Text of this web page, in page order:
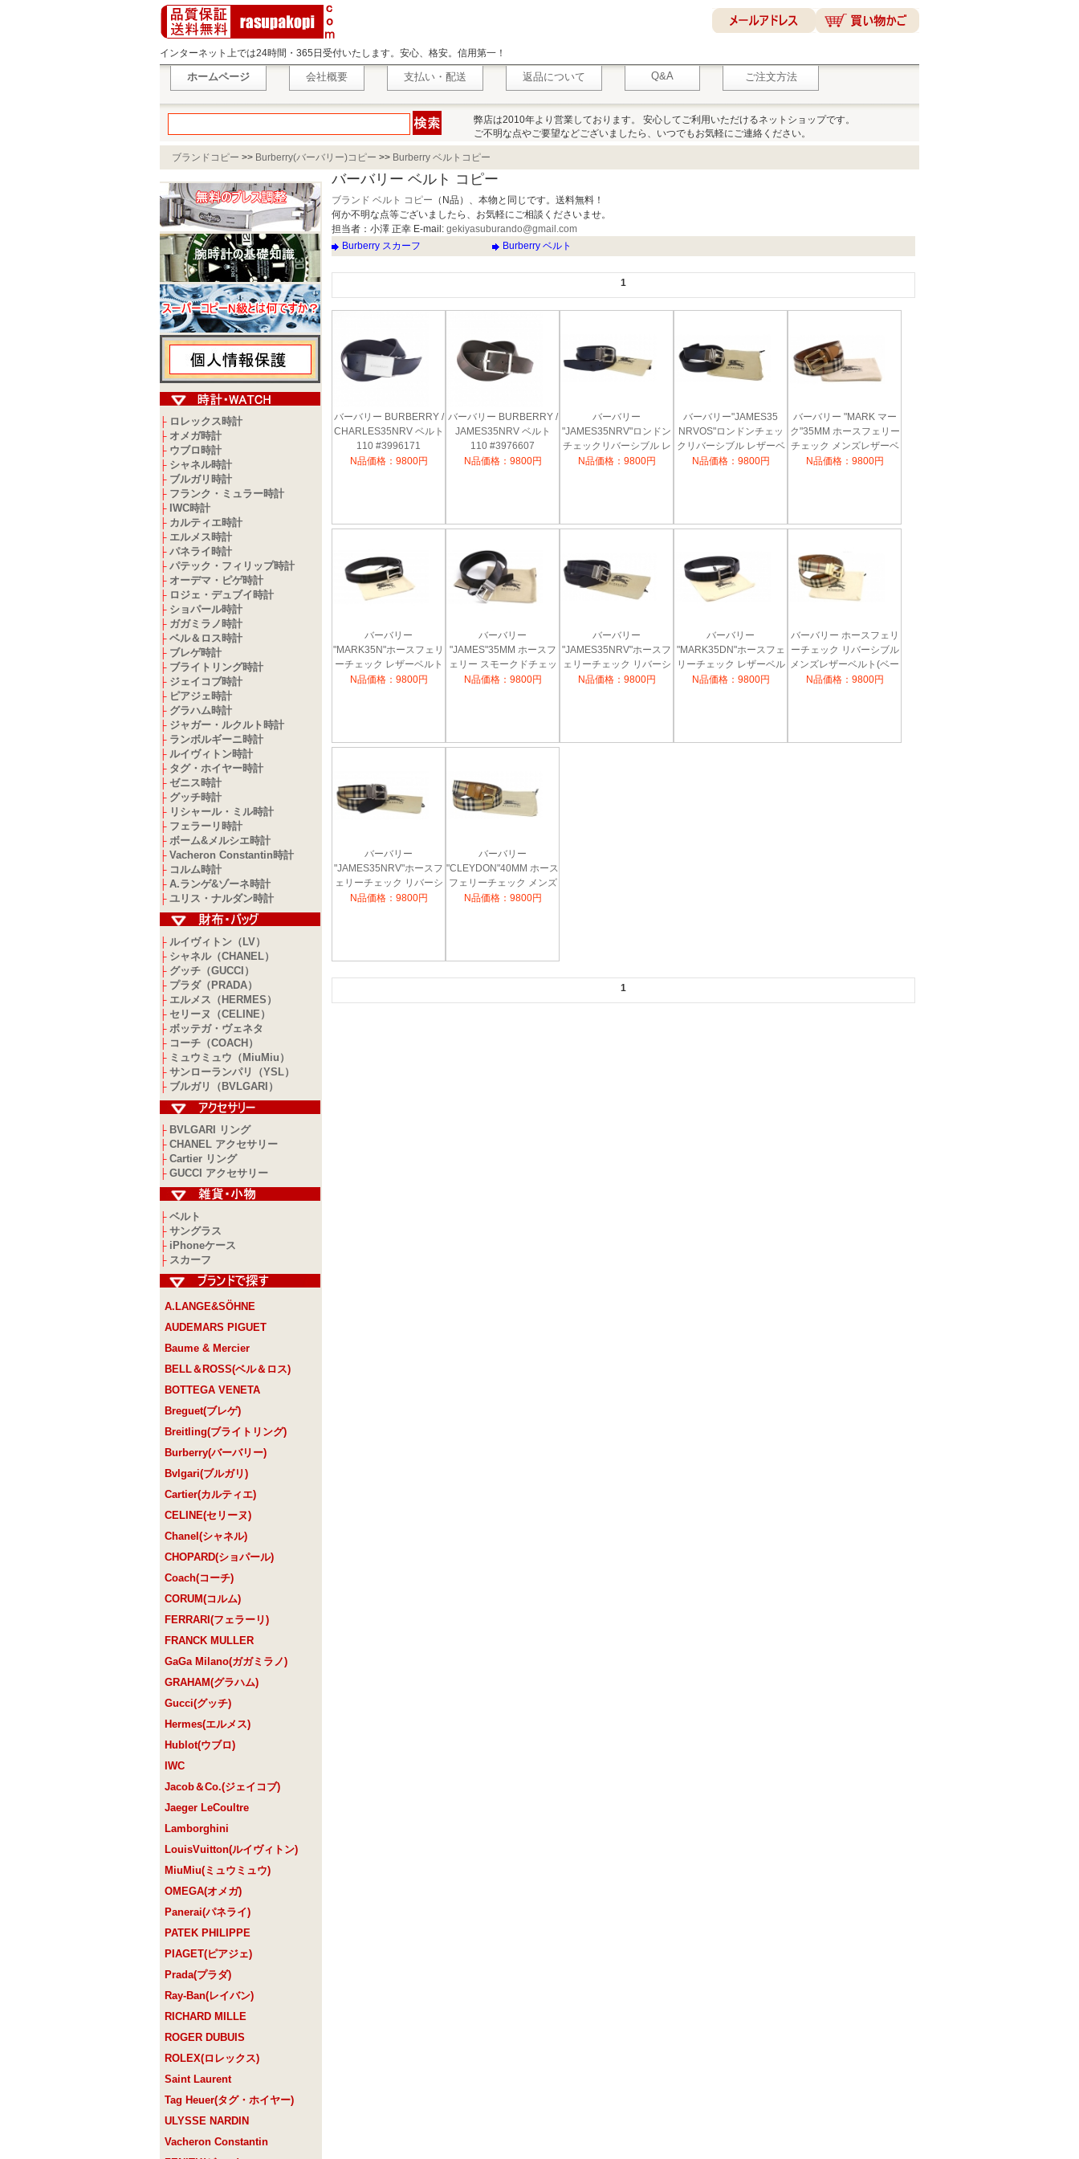
インターネット上では24時間・365日受付いたします。安心、格安。信用第一！
ホームページ 会社概要 支払い・配送 返品について Q&A ご注文方法
弊店は2010年より営業しております。 安心してご利用いただけるネットショップです。
ご不明な点やご要望などございましたら、いつでもお気軽にご連絡ください。
ブランドコピー >> Burberry(バーバリー)コピー >> Burberry ベルトコピー
├ ロレックス時計
├ オメガ時計
├ ウブロ時計
├ シャネル時計
├ ブルガリ時計
├ フランク・ミュラー時計
├ IWC時計
├ カルティエ時計
├ エルメス時計
├ パネライ時計
├ パテック・フィリップ時計
├ オーデマ・ピゲ時計
├ ロジェ・デュブイ時計
├ ショパール時計
├ ガガミラノ時計
├ ベル＆ロス時計
├ ブレゲ時計
├ ブライトリング時計
├ ジェイコブ時計
├ ピアジェ時計
├ グラハム時計
├ ジャガー・ルクルト時計
├ ランボルギーニ時計
├ ルイヴィトン時計
├ タグ・ホイヤー時計
├ ゼニス時計
├ グッチ時計
├ リシャール・ミル時計
├ フェラーリ時計
├ ボーム&メルシエ時計
├ Vacheron Constantin時計
├ コルム時計
├ A.ランゲ&ゾーネ時計
├ ユリス・ナルダン時計
├ ルイヴィトン（LV）
├ シャネル（CHANEL）
├ グッチ（GUCCI）
├ プラダ（PRADA）
├ エルメス（HERMES）
├ セリーヌ（CELINE）
├ ボッテガ・ヴェネタ
├ コーチ（COACH）
├ ミュウミュウ（MiuMiu）
├ サンローランパリ（YSL）
├ ブルガリ（BVLGARI）
├ BVLGARI リング
├ CHANEL アクセサリー
├ Cartier リング
├ GUCCI アクセサリー
├ ベルト
├ サングラス
├ iPhoneケース
├ スカーフ
A.LANGE&SÖHNE
AUDEMARS PIGUET
Baume & Mercier
BELL＆ROSS(ベル＆ロス)
BOTTEGA VENETA
Breguet(ブレゲ)
Breitling(ブライトリング)
Burberry(バーバリー)
Bvlgari(ブルガリ)
Cartier(カルティエ)
CELINE(セリーヌ)
Chanel(シャネル)
CHOPARD(ショパール)
Coach(コーチ)
CORUM(コルム)
FERRARI(フェラーリ)
FRANCK MULLER
GaGa Milano(ガガミラノ)
GRAHAM(グラハム)
Gucci(グッチ)
Hermes(エルメス)
Hublot(ウブロ)
IWC
Jacob＆Co.(ジェイコブ)
Jaeger LeCoultre
Lamborghini
LouisVuitton(ルイヴィトン)
MiuMiu(ミュウミュウ)
OMEGA(オメガ)
Panerai(パネライ)
PATEK PHILIPPE
PIAGET(ピアジェ)
Prada(プラダ)
Ray-Ban(レイバン)
RICHARD MILLE
ROGER DUBUIS
ROLEX(ロレックス)
Saint Laurent
Tag Heuer(タグ・ホイヤー)
ULYSSE NARDIN
Vacheron Constantin
バーバリー ベルト コピー
ブランド ベルト コピー （N品）、本物と同じです。送料無料！
何か不明な点等ございましたら、お気軽にご相談くださいませ。
担当者：小澤 正幸 E-mail: gekiyasuburando@gmail.com
Burberry スカーフ
Burberry ベルト
1
バーバリー BURBERRY /
CHARLES35NRV ベルト
110 #3996171
N品価格：9800円
バーバリー BURBERRY /
JAMES35NRV ベルト
110 #3976607
N品価格：9800円
バーバリー
"JAMES35NRV"ロンドン
チェックリバーシブル レ
ザーベルト(ネイビー×ブ
N品価格：9800円
バーバリー"JAMES35
NRVOS"ロンドンチェッ
クリバーシブル レザーベ
ルト FREEサイズ(ネイビ
N品価格：9800円
バーバリー "MARK マー
ク"35MM ホースフェリー
チェック メンズレザーベ
ルト(タン ブラウン)
N品価格：9800円
バーバリー
"MARK35N"ホースフェリ
ーチェック レザーベルト
(チャコール×ブラック)
N品価格：9800円
バーバリー
"JAMES"35MM ホースフ
ェリー スモークドチェッ
ク メンズレザーベルト(ブ
N品価格：9800円
バーバリー
"JAMES35NRV"ホースフ
ェリーチェック リバーシ
ブル レザーベルト(チャコ
N品価格：9800円
バーバリー
"MARK35DN"ホースフェ
リーチェック レザーベル
ト(ブルーカーボン)
N品価格：9800円
バーバリー ホースフェリ
ーチェック リバーシブル
メンズレザーベルト(ベー
ジュチェック×ブラウン)
N品価格：9800円
バーバリー
"JAMES35NRV"ホースフ
ェリーチェック リバーシ
ブル レザーベルト(チャコ
N品価格：9800円
バーバリー
"CLEYDON"40MM ホース
フェリーチェック メンズ
レザーベルト(ベージュチ
N品価格：9800円
1